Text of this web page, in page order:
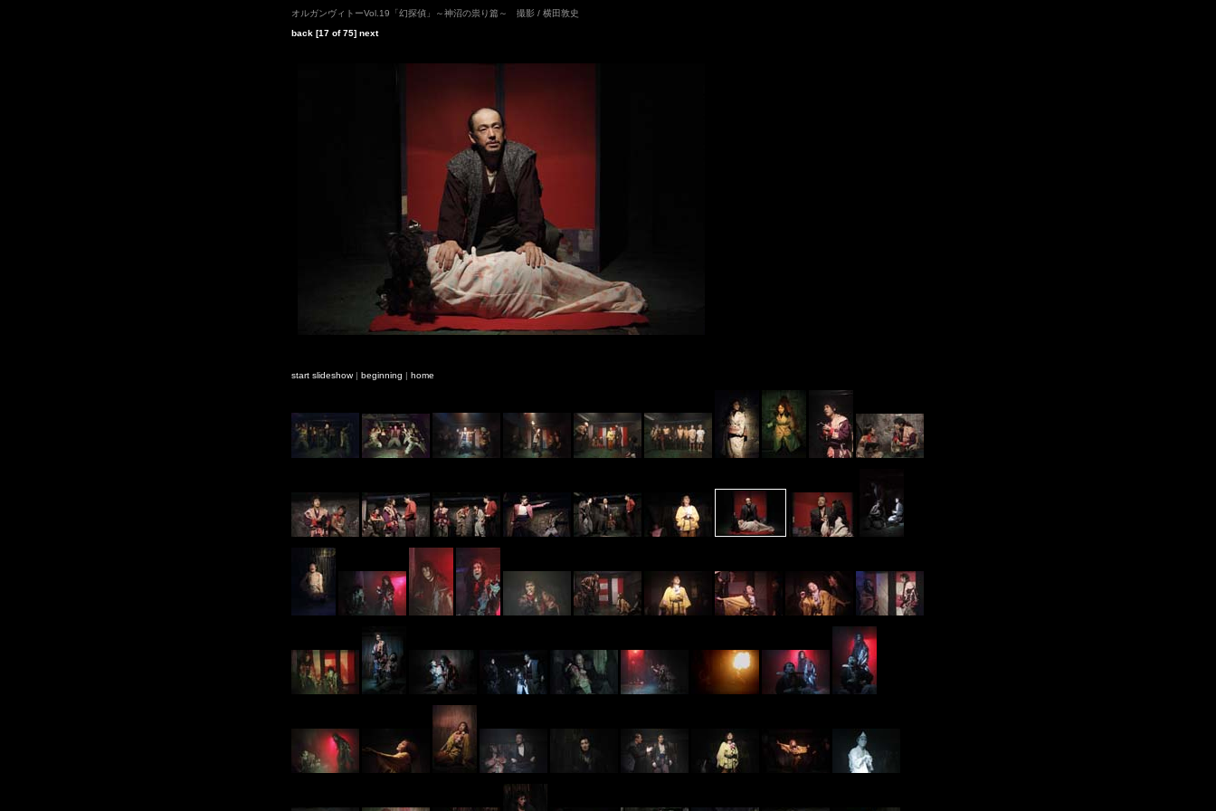
オルガンヴィトーVol.19「幻探偵」～神沼の祟り篇～ 撮影 / 横田敦史
back [17 of 75] next
start slideshow| beginning | home